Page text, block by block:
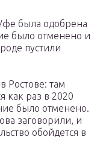
была одобрена
было отменено и
пустили
Ростове: там
как раз в 2020
было отменено.
заговорили, и
обойдется в